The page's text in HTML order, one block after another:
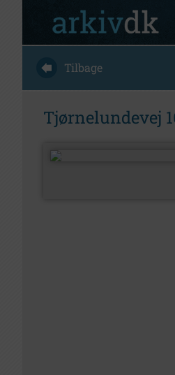
Tilbage
Tjørnelundevej